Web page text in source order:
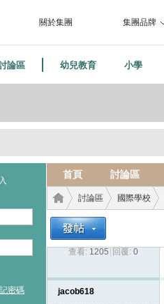
關於集團 集團品牌
論區 幼兒教育 小學
密碼
首頁 討論區
討論區
›
國際學校
查看: 1205 回覆: 0
jacob618